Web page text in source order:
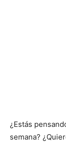
¿Estás
semana?